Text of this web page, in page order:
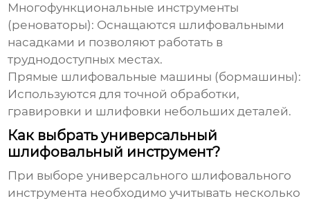
Многофункциональные инструменты
(реноваторы): Оснащаются шлифовальными
насадками и позволяют работать в
труднодоступных местах.
Прямые шлифовальные машины (бормашины):
Используются для точной обработки,
гравировки и шлифовки небольших деталей.
Как выбрать универсальный
шлифовальный инструмент?
При выбореуниверсального шлифовального
инструмента необходимо учитывать несколько